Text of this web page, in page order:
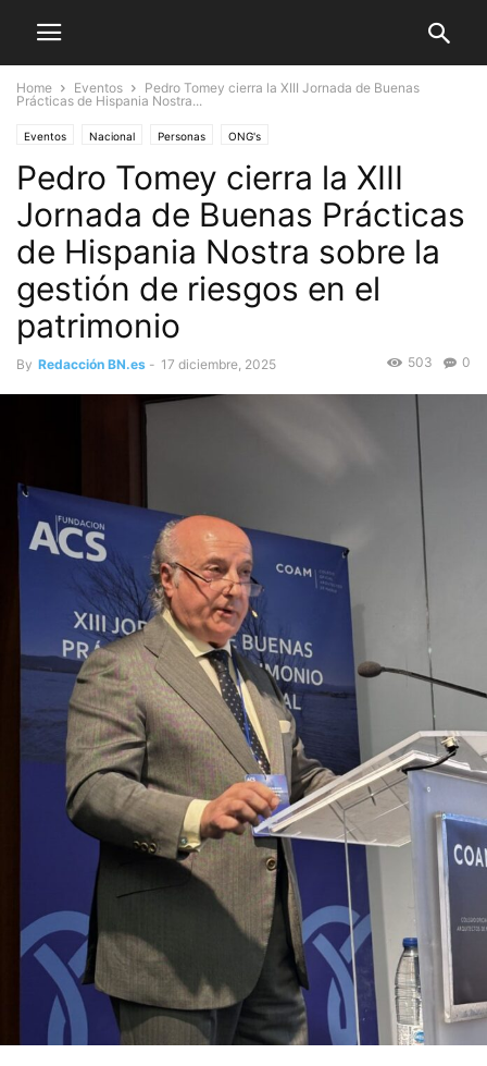
Home Eventos
Pedro Tomey cierra la XIII Jornada de Buenas
Prácticas de Hispania Nostra...
Eventos Nacional Personas ONG's
Pedro Tomey cierra la XIII
Jornada de Buenas Prácticas
de Hispania Nostra sobre la
gestión de riesgos en el
patrimonio
By Redacción BN.es - 17 diciembre, 2025 0
503